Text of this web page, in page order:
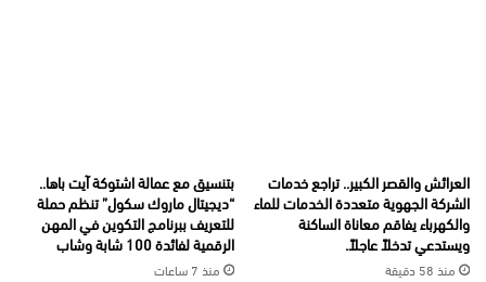
العرائش والقصر الكبير.. تراجع خدمات
الشركة الجهوية متعددة الخدمات للماء
والكهرباء يفاقم معاناة الساكنة
ويستدعي تدخلاً عاجلاً.
منذ 58 دقيقة
بتنسيق مع عمالة اشتوكة آيت باها..
“ديجيتال ماروك سكول” تنظم حملة
للتعريف ببرنامج التكوين في المهن
الرقمية لفائدة 100 شابة وشاب
منذ 7 ساعات